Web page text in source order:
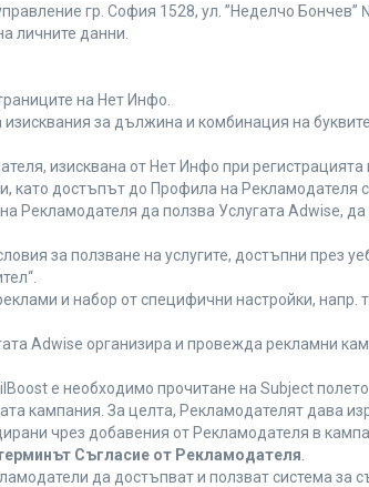
гр. София 1528, ул. ”Неделчо Бончев”
личните данни.
на Нет Инфо.
за дължина и комбинация на
изисквана от Нет Инфо при регистрацията
като достъпът до Профила на Рекламодателя
Рекламодателя да ползва Услугата Adwise, да
за ползване на услугите, достъпни през
и набор от специфични настройки, напр.
Adwise организира и провежда рекламни
е необходимо прочитане на Subject
кампания. За целта, Рекламодателят дава
чрез добавения от Рекламодателя в
Съгласие от Рекламодателя
да достъпват и ползват система за